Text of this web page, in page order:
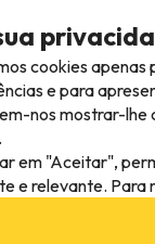
percaa última
cookies
e para
nos mostrar-lhe
em "Aceitar",
e relevante. Para